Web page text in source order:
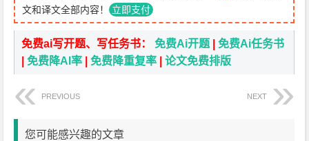
文和译文全部内容！ 立即支付
免费ai写开题、写任务书：免费Ai开题 |免费Ai任务书
|免费降AI率 |免费降重复率 |论文免费排版
PREVIOUS NEXT
您可能感兴趣的文章